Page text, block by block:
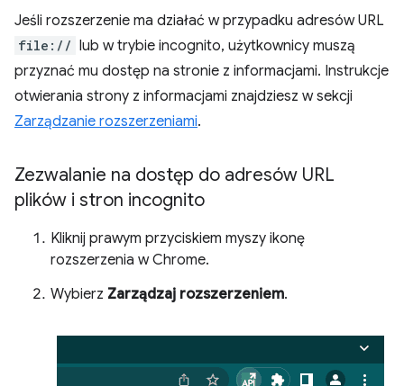
Jeśli rozszerzenie ma działać w przypadku adresów URL
file:// lub w trybie incognito, użytkownicy muszą
przyznać mu dostęp na stronie z informacjami. Instrukcje
otwierania strony z informacjami znajdziesz w sekcji
Zarządzanie rozszerzeniami.
Zezwalanie na dostęp do adresów URL
plików i stron incognito
Kliknij prawym przyciskiem myszy ikonę
rozszerzenia w Chrome.
Wybierz Zarządzaj rozszerzeniem.